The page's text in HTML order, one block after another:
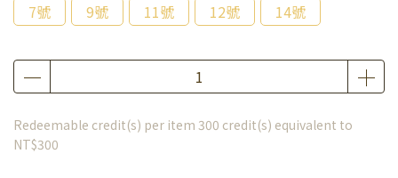
7號
9號 11號 12號 14號
Redeemable credit(s) per item 300 credit(s) equivalent to
NT$300